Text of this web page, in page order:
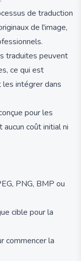
de traduction
de l'image,
traduites peuvent
ce qui est
intégrer dans
pour les
coût initial ni
PNG, BMP ou
cible pour la
commencer la